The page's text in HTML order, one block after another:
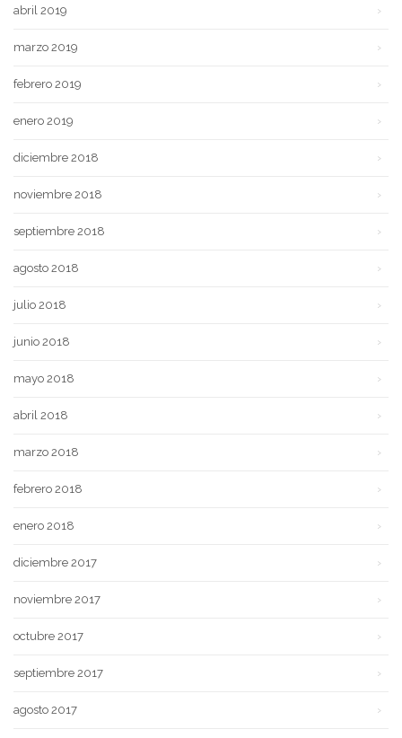
abril 2019
marzo 2019
febrero 2019
enero 2019
diciembre 2018
noviembre 2018
septiembre 2018
agosto 2018
julio 2018
junio 2018
mayo 2018
abril 2018
marzo 2018
febrero 2018
enero 2018
diciembre 2017
noviembre 2017
octubre 2017
septiembre 2017
agosto 2017